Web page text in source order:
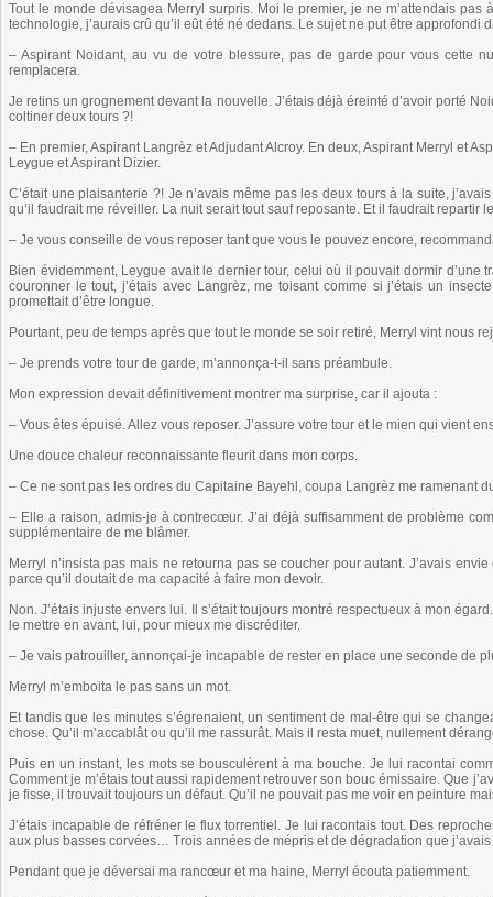
Tout le monde dévisagea Merryl surpris. Moi le premier, je ne m’attendais
technologie, j’aurais crû qu’il eût été né dedans. Le sujet ne put être
– Aspirant Noidant, au vu de votre blessure, pas de garde pour vous cette
remplacera.
Je retins un grognement devant la nouvelle. J’étais déjà éreinté d’avoir porté
coltiner deux tours ?!
– En premier, Aspirant Langrèz et Adjudant Alcroy. En deux, Aspirant Merryl et
Leygue et Aspirant Dizier.
C’était une plaisanterie ?! Je n’avais même pas les deux tours à la suite,
qu’il faudrait me réveiller. La nuit serait tout sauf reposante. Et il faudrait repartir
– Je vous conseille de vous reposer tant que vous le pouvez encore,
Bien évidemment, Leygue avait le dernier tour, celui où il pouvait dormir
couronner le tout, j’étais avec Langrèz, me toisant comme si j’étais un
promettait d’être longue.
Pourtant, peu de temps après que tout le monde se soir retiré, Merryl vint nous
– Je prends votre tour de garde, m’annonça-t-il sans préambule.
Mon expression devait définitivement montrer ma surprise, car il ajouta :
– Vous êtes épuisé. Allez vous reposer. J’assure votre tour et le mien qui vient
Une douce chaleur reconnaissante fleurit dans mon corps.
– Ce ne sont pas les ordres du Capitaine Bayehl, coupa Langrèz me ramenant
– Elle a raison, admis-je à contrecœur. J’ai déjà suffisamment de problème
supplémentaire de me blâmer.
Merryl n’insista pas mais ne retourna pas se coucher pour autant. J’avais
parce qu’il doutait de ma capacité à faire mon devoir.
Non. J’étais injuste envers lui. Il s’était toujours montré respectueux à mon
le mettre en avant, lui, pour mieux me discréditer.
– Je vais patrouiller, annonçai-je incapable de rester en place une seconde de
Merryl m’emboita le pas sans un mot.
Et tandis que les minutes s’égrenaient, un sentiment de mal-être qui se
chose. Qu’il m’accablât ou qu’il me rassurât. Mais il resta muet, nullement
Puis en un instant, les mots se bousculèrent à ma bouche. Je lui racontai
Comment je m’étais tout aussi rapidement retrouver son bouc émissaire. Que
je fisse, il trouvait toujours un défaut. Qu’il ne pouvait pas me voir en peinture
J’étais incapable de réfréner le flux torrentiel. Je lui racontais tout. Des
aux plus basses corvées… Trois années de mépris et de dégradation que
Pendant que je déversai ma rancœur et ma haine, Merryl écouta patiemment.